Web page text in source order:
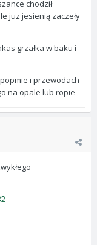
chodził
juz jesienią zaczeły
grzałka w baku i
i przewodach
na opale lub ropie